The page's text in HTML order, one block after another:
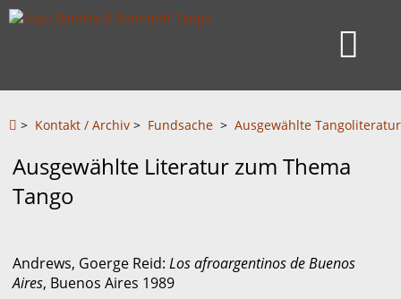
> Kontakt / Archiv > Fundsache > Ausgewählte Tangoliteratur
Ausgewählte Literatur zum Thema
Tango
Andrews, Goerge Reid:Los afroargentinos de Buenos
Aires, Buenos Aires 1989